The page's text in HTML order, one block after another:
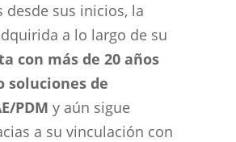
desde sus inicios, la
a lo largo de su
con más de 20 años
soluciones de
PDM y aún sigue
a su vinculación con